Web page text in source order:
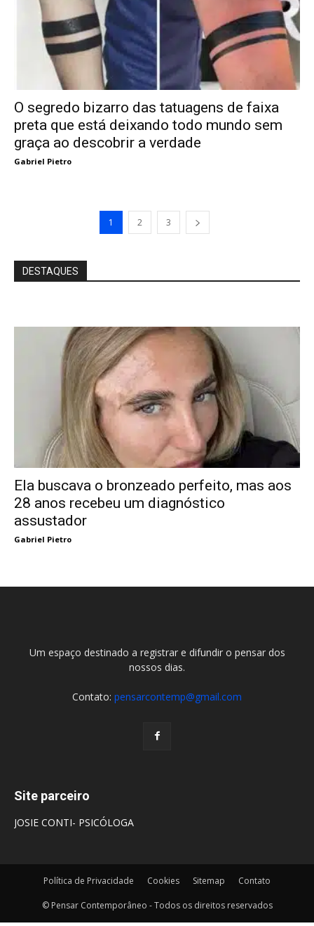
O segredo bizarro das tatuagens de faixa
preta que está deixando todo mundo sem
graça ao descobrir a verdade
Gabriel Pietro
1 2 3
DESTAQUES
Ela buscava o bronzeado perfeito, mas aos
28 anos recebeu um diagnóstico
assustador
Gabriel Pietro
Um espaço destinado a registrar e difundir o pensar dos
nossos dias.
Contato: pensarcontemp@gmail.com
Site parceiro
JOSIE CONTI- PSICÓLOGA
Política de Privacidade Cookies Sitemap Contato
© Pensar Contemporâneo - Todos os direitos reservados